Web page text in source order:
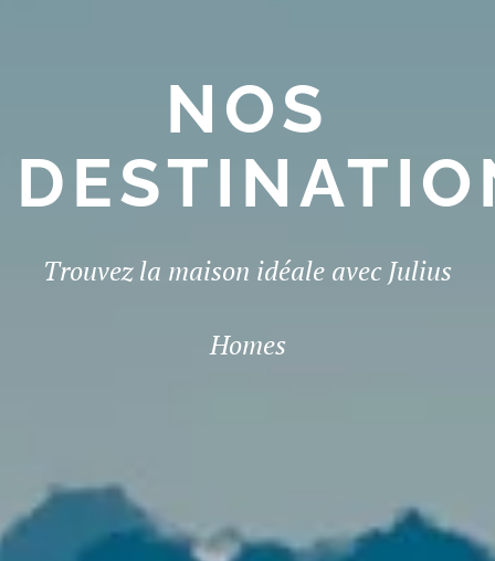
NOS
Trouvez la maison idéale avec Julius
Homes